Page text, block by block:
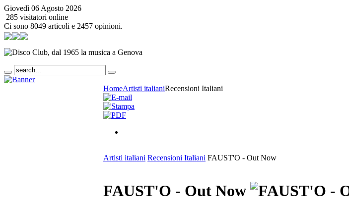
Giovedì 06 Agosto 2026
285 visitatori online
Ci sono 8049 articoli e 2457 opinioni.
HomeArtisti italianiRecensioni Italiani
Artisti italiani Recensioni Italiani FAUST'O - Out Now
FAUST'O - Out Now